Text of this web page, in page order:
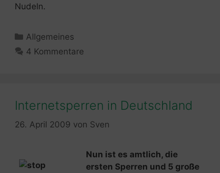
Nudeln.
Kategorien
Allgemeines
4 Kommentare
Internetsperren in Deutschland
26. April 2009 von Sven
Nun ist es amtlich, die
ersten Sperren und 5 große